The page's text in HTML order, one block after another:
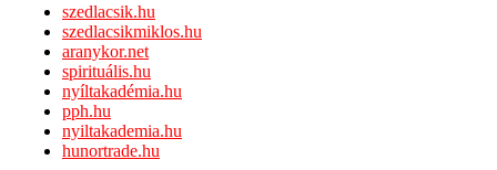
szedlacsik.hu
szedlacsikmiklos.hu
aranykor.net
spirituális.hu
nyíltakadémia.hu
pph.hu
nyiltakademia.hu
hunortrade.hu